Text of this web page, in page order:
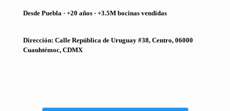
Desde Puebla · +20 años · +3.5M bocinas vendidas
Dirección: Calle República de Uruguay #38, Centro, 06000
Cuauhtémoc, CDMX